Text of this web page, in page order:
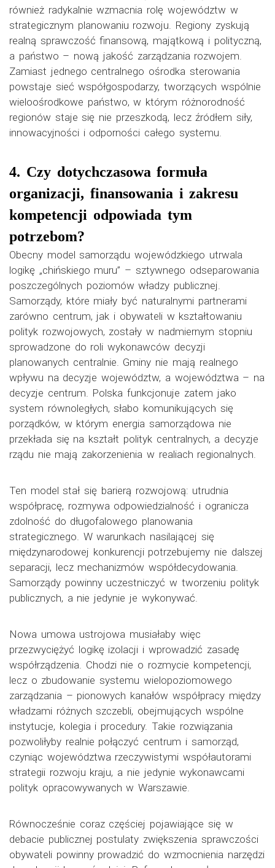
również radykalnie wzmacnia rolę województw w
strategicznym planowaniu rozwoju. Regiony zyskują
realną sprawczość finansową, majątkową i polityczną,
a państwo – nową jakość zarządzania rozwojem.
Zamiast jednego centralnego ośrodka sterowania
powstaje sieć współgospodarzy, tworzących wspólnie
wieloośrodkowe państwo, w którym różnorodność
regionów staje się nie przeszkodą, lecz źródłem siły,
innowacyjności i odporności całego systemu.
4. Czy dotychczasowa formuła
organizacji, finansowania i zakresu
kompetencji odpowiada tym
potrzebom?
Obecny model samorządu wojewódzkiego utrwala
logikę „chińskiego muru” – sztywnego odseparowania
poszczególnych poziomów władzy publicznej.
Samorządy, które miały być naturalnymi partnerami
zarówno centrum, jak i obywateli w kształtowaniu
polityk rozwojowych, zostały w nadmiernym stopniu
sprowadzone do roli wykonawców decyzji
planowanych centralnie. Gminy nie mają realnego
wpływu na decyzje województw, a województwa – na
decyzje centrum. Polska funkcjonuje zatem jako
system równoległych, słabo komunikujących się
porządków, w którym energia samorządowa nie
przekłada się na kształt polityk centralnych, a decyzje
rządu nie mają zakorzenienia w realiach regionalnych.
Ten model stał się barierą rozwojową: utrudnia
współpracę, rozmywa odpowiedzialność i ogranicza
zdolność do długofalowego planowania
strategicznego. W warunkach nasilającej się
międzynarodowej konkurencji potrzebujemy nie dalszej
separacji, lecz mechanizmów współdecydowania.
Samorządy powinny uczestniczyć w tworzeniu polityk
publicznych, a nie jedynie je wykonywać.
Nowa umowa ustrojowa musiałaby więc
przezwyciężyć logikę izolacji i wprowadzić zasadę
współrządzenia. Chodzi nie o rozmycie kompetencji,
lecz o zbudowanie systemu wielopoziomowego
zarządzania – pionowych kanałów współpracy między
władzami różnych szczebli, obejmujących wspólne
instytucje, kolegia i procedury. Takie rozwiązania
pozwoliłyby realnie połączyć centrum i samorząd,
czyniąc województwa rzeczywistymi współautorami
strategii rozwoju kraju, a nie jedynie wykonawcami
polityk opracowywanych w Warszawie.
Równocześnie coraz częściej pojawiające się w
debacie publicznej postulaty zwiększenia sprawczości
obywateli powinny prowadzić do wzmocnienia narzędzi